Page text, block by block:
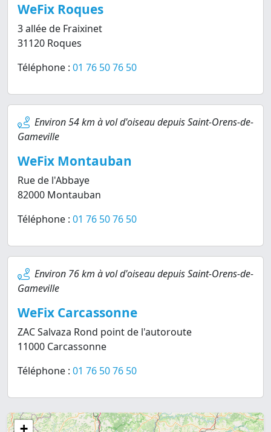
WeFix Roques
3 allée de Fraixinet
31120 Roques
Téléphone : 01 76 50 76 50
Environ 54 km à vol d'oiseau depuis Saint-Orens-de-
Gameville
WeFix Montauban
Rue de l'Abbaye
82000 Montauban
Téléphone : 01 76 50 76 50
Environ 76 km à vol d'oiseau depuis Saint-Orens-de-
Gameville
WeFix Carcassonne
ZAC Salvaza Rond point de l'autoroute
11000 Carcassonne
Téléphone : 01 76 50 76 50
+